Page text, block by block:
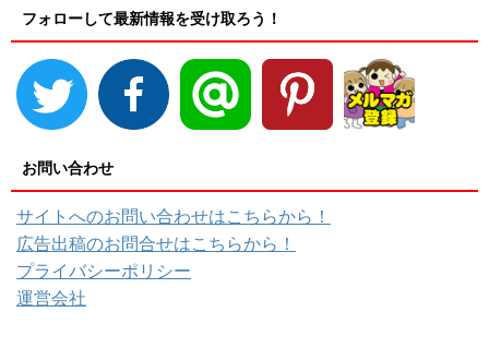
フォローして最新情報を受け取ろう！
お問い合わせ
サイトへのお問い合わせはこちらから！
広告出稿のお問合せはこちらから！
プライバシーポリシー
運営会社